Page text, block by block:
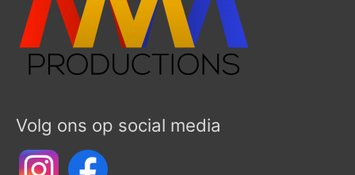
Volg ons op social media